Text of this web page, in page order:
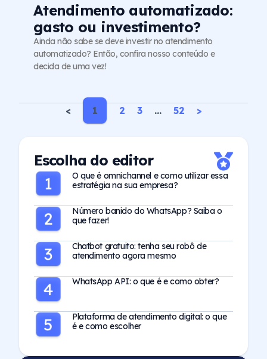
Atendimento automatizado:
gasto ou investimento?
Ainda não sabe se deve investir no atendimento
automatizado? Então, confira nosso conteúdo e
decida de uma vez!
< 1 2 3 … 52 >
Escolha do editor
O que é omnichannel e como utilizar essa
estratégia na sua empresa?
Número banido do WhatsApp? Saiba o
que fazer!
Chatbot gratuito: tenha seu robô de
atendimento agora mesmo
WhatsApp API: o que é e como obter?
Plataforma de atendimento digital: o que
é e como escolher